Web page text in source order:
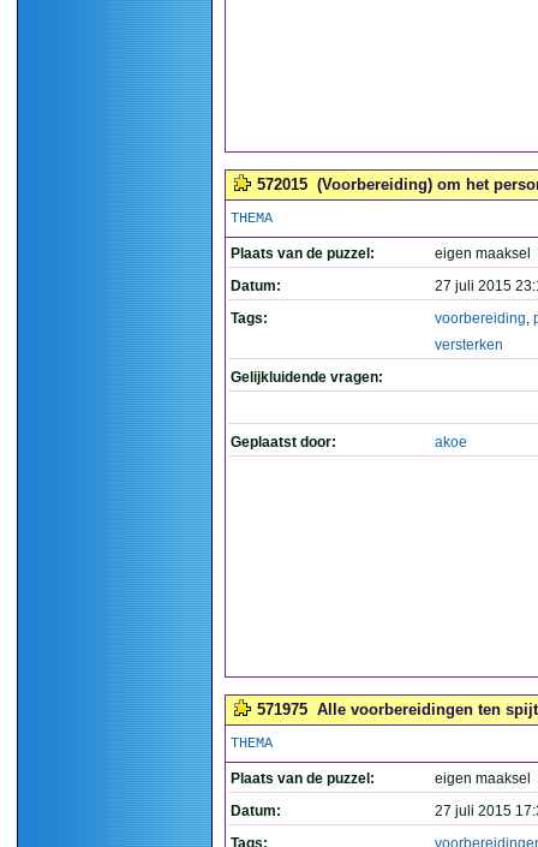
572015 (Voorbereiding) om het
THEMA
Plaats van de puzzel:
eigen maaksel
Datum:
27 juli 2015
Tags:
voorbereiding,
versterken
Gelijkluidende vragen:
Geplaatst door: akoe
571975 Alle voorbereidingen ten
THEMA
Plaats van de puzzel:
eigen maaksel
Datum:
27 juli 2015
Tags: